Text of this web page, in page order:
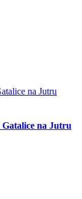
na Jutru